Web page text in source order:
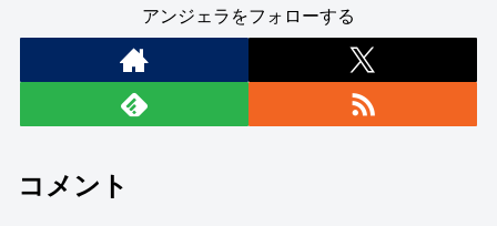
アンジェラをフォローする
コメント